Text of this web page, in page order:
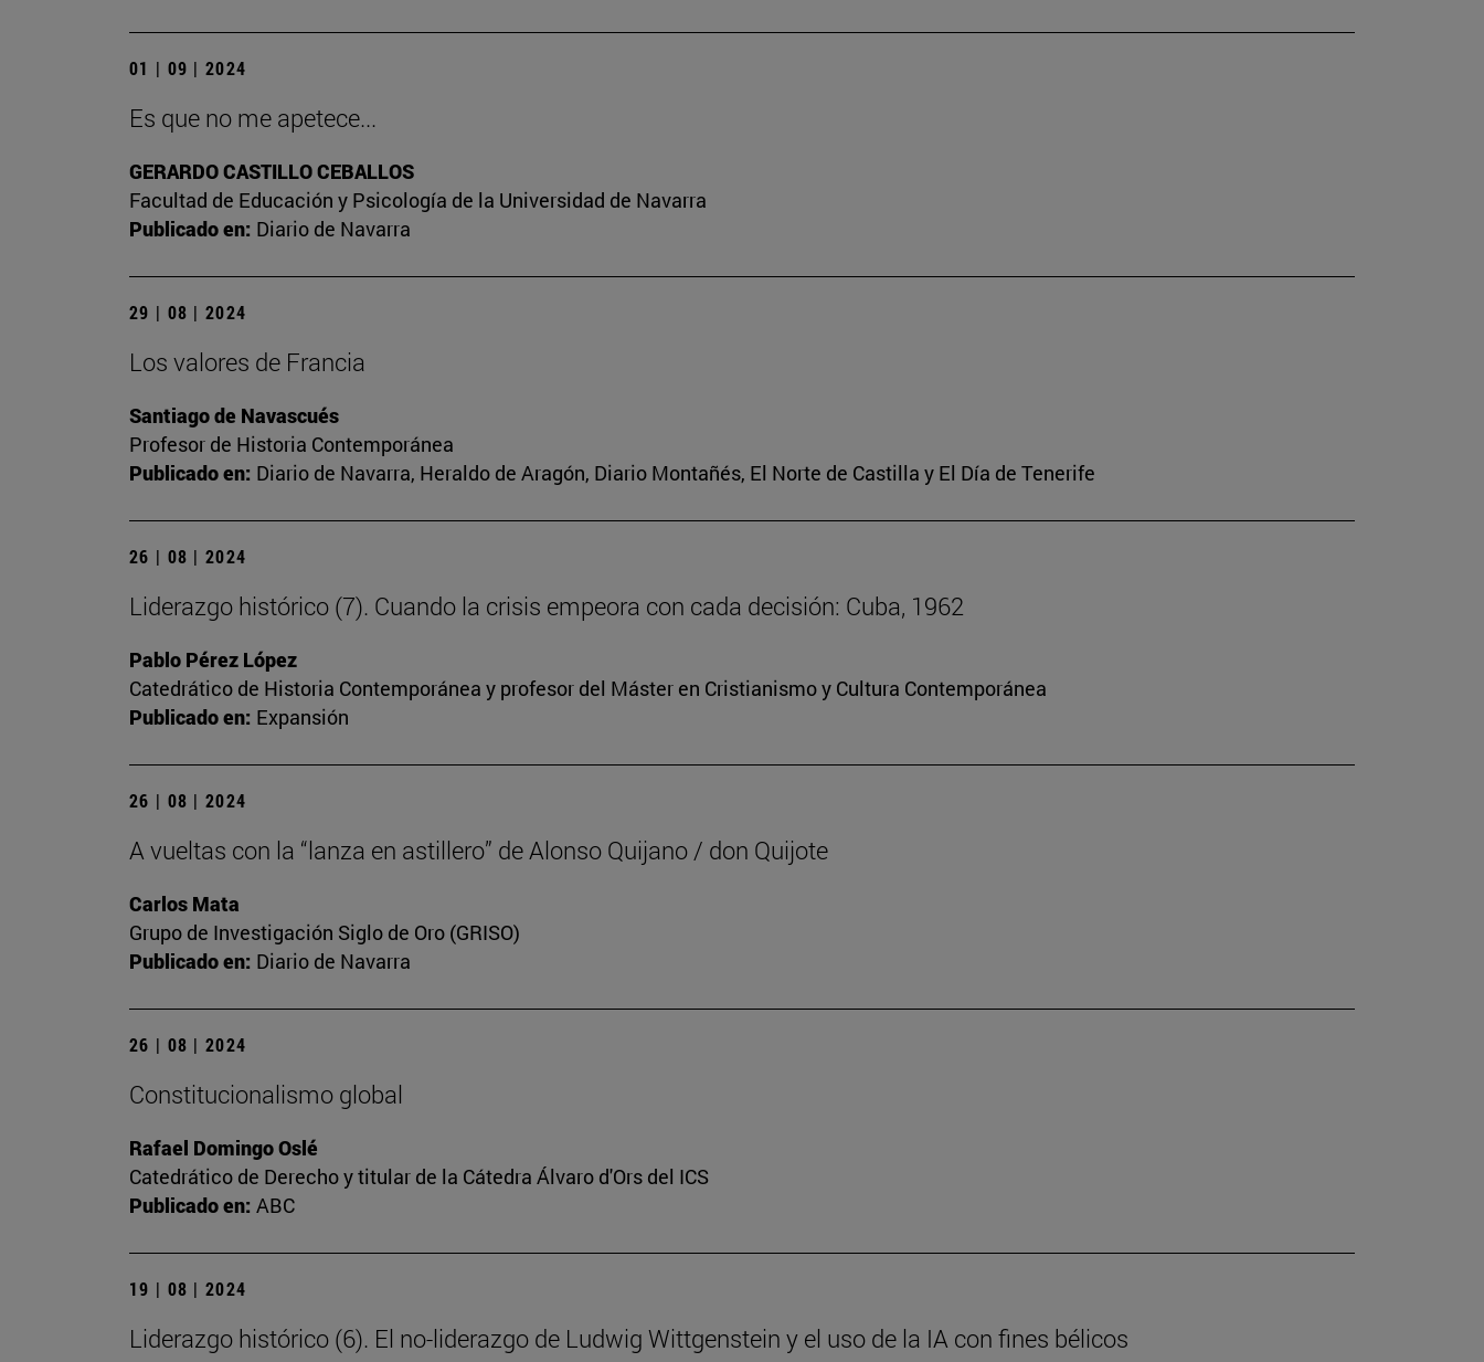
01 | 09 | 2024
Es que no me apetece...
GERARDO CASTILLO CEBALLOS
Facultad de Educación y Psicología de la Universidad de Navarra
Publicado en: Diario de Navarra
29 | 08 | 2024
Los valores de Francia
Santiago de Navascués
Profesor de Historia Contemporánea
Publicado en: Diario de Navarra, Heraldo de Aragón, Diario Montañés, El Norte de Castilla y El Día de Tenerife
26 | 08 | 2024
Liderazgo histórico (7). Cuando la crisis empeora con cada decisión: Cuba, 1962
Pablo Pérez López
Catedrático de Historia Contemporánea y profesor del Máster en Cristianismo y Cultura Contemporánea
Publicado en: Expansión
26 | 08 | 2024
A vueltas con la “lanza en astillero” de Alonso Quijano / don Quijote
Carlos Mata
Grupo de Investigación Siglo de Oro (GRISO)
Publicado en: Diario de Navarra
26 | 08 | 2024
Constitucionalismo global
Rafael Domingo Oslé
Catedrático de Derecho y titular de la Cátedra Álvaro d'Ors del ICS
Publicado en: ABC
19 | 08 | 2024
Liderazgo histórico (6). El no-liderazgo de Ludwig Wittgenstein y el uso de la IA con fines bélicos